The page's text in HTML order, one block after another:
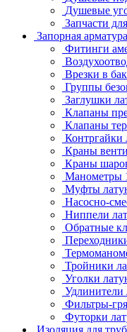
Душевые
Запчасти
Запорная арматура
Фитинги
Врезки в
Группы
Заглушки
Клапаны
Клапаны
Контргайки
Краны
Краны
Манометры
Муфты
Насосно-
Ниппели
Обратные
Тройники
Уголки
Удлинители
Фильтры-
Футорки
Изоляция для труб